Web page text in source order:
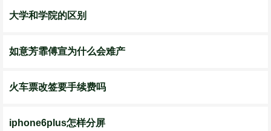
大学和学院的区别
如意芳霏傅宣为什么会难产
火车票改签要手续费吗
iphone6plus怎样分屏